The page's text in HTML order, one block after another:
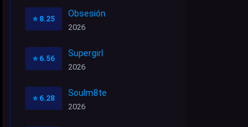
⭐ 8.25
Obsesión
2026
⭐ 6.56
Supergirl
2026
⭐ 6.28
Soulm8te
2026